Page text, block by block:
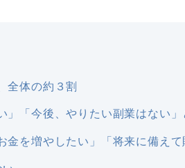
全体の約３割
」「今後、やりたい副業はない」
を増やしたい」「将来に備えて